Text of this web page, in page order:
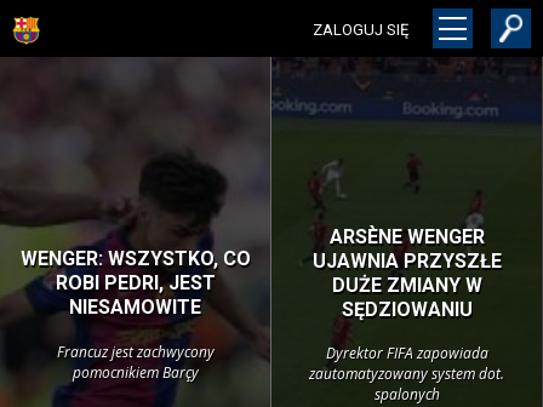
ZALOGUJ SIĘ
WENGER: WSZYSTKO, CO
ROBI PEDRI, JEST
NIESAMOWITE
Francuz jest zachwycony
pomocnikiem Barçy
ARSÈNE WENGER
UJAWNIA PRZYSZŁE
DUŻE ZMIANY W
SĘDZIOWANIU
Dyrektor FIFA zapowiada
zautomatyzowany system dot.
spalonych